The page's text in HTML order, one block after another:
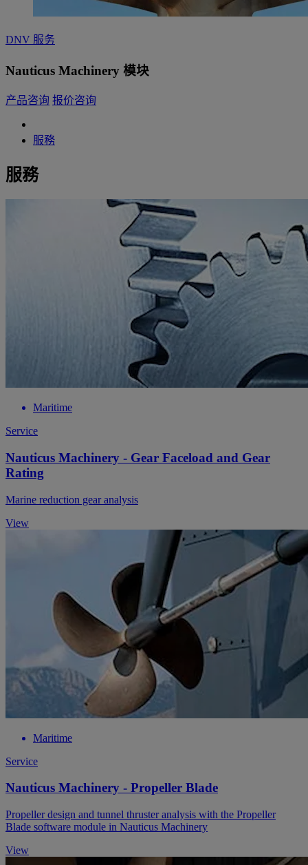
DNV 服务
Nauticus Machinery 模块
产品咨询 报价咨询
服務
服務
Maritime
Service
Nauticus Machinery - Gear Faceload and Gear
Rating
Marine reduction gear analysis
View
Maritime
Service
Nauticus Machinery - Propeller Blade
Propeller design and tunnel thruster analysis with the Propeller
Blade software module in Nauticus Machinery
View